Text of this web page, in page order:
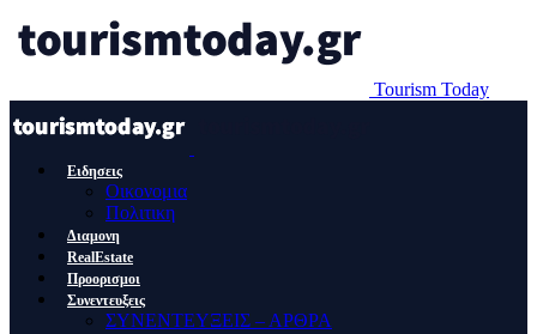
Tourism Today
Ειδησεις
Οικονομια
Πολιτικη
Διαμονη
RealEstate
Προορισμοι
Συνεντευξεις
ΣΥΝΕΝΤΕΥΞΕΙΣ – ΑΡΘΡΑ